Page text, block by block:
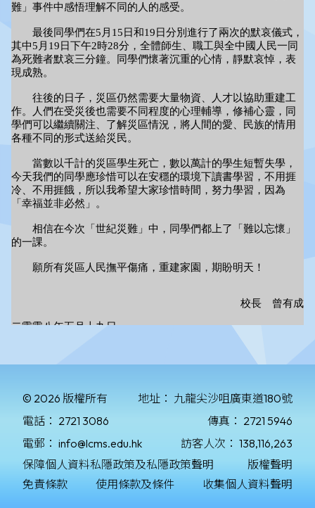
© 2026 版權所有 地址： 九龍尖沙咀廣東道180號
電話： 2721 3086 傳真： 2721 5946
電郵： info@lcms.edu.hk 訪客人次： 138,116,263
保障個人資料私隱政策及私隱政策聲明
版權聲明
免責條款
使用條款及條件 收集個人資料聲明